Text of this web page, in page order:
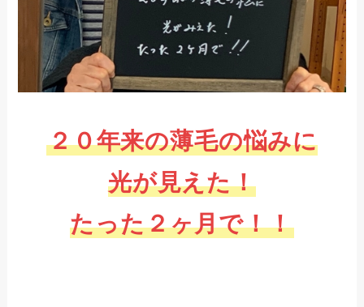
２０年来の薄毛の悩みに
光が見えた！
たった２ヶ月で！！